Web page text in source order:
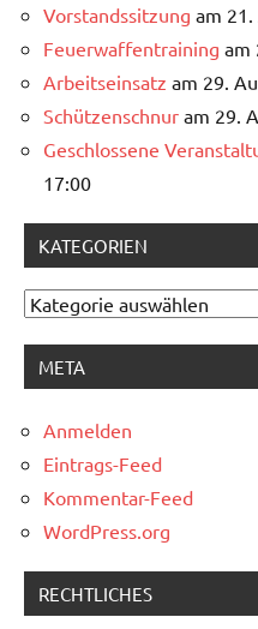
Vorstandssitzung am
Feuerwaffentraining am
Arbeitseinsatz am 29.
Schützenschnur am 29.
Geschlossene
17:00
KATEGORIEN
Kategorien
META
Anmelden
Eintrags-Feed
Kommentar-Feed
WordPress.org
RECHTLICHES